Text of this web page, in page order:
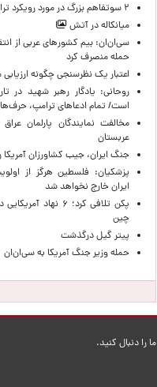
۲ سوتفاهم بزرگ در مورد رویکرد ترامپ به ایران
میانکاله در آتش
سی‌ان‌ان: بیم کشورهای عربی از
حمله منصرف کرد
اعتبار یک نظرسنجی چگونه
روحانی: یادگار رهبر شهید در
است/ تمام ادعاهای ترامپ،
مخالفت نمایندگان پارلمان
عربستان
جنگ ایران، جیب کشاورزان آمریکا
پزشکیان: فلسطین هرگز از
ایران خارج نخواهد شد
پکن تلافی کرد؛ ۶
چین
پیتر گیل درگذشت
حمله وزیر جنگ آمریکا به سی‌ان‌ان
ما را دنبال کنید.